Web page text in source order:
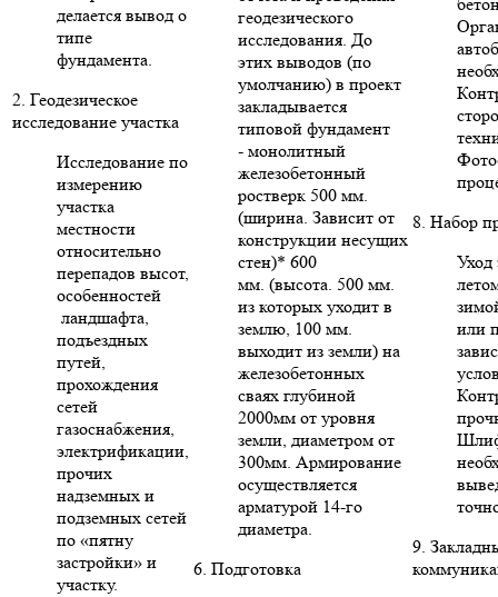
делается вывод о
типе
фундамента.
2. Геодезическое
исследование участка
Исследование по
измерению
участка
местности
относительно
перепадов высот,
особенностей
ландшафта,
подъездных
путей,
прохождения
сетей
газоснабжения,
электрификации,
прочих
надземных и
подземных сетей
по «пятну
застройки» и
участку.
геодезического
исследования. До
этих выводов (по
умолчанию) в проект
закладывается
типовой фундамент
- монолитный
железобетонный
ростверк 500 мм.
(ширина. Зависит от
конструкции несущих
стен)* 600
мм. (высота. 500 мм.
из которых уходит в
землю, 100 мм.
выходит из земли) на
железобетонных
сваях глубиной
2000мм от уровня
земли, диаметром от
300мм. Армирование
осуществляется
арматурой 14-го
диаметра.
6. Подготовка
8. Набор
Уход
или
9.